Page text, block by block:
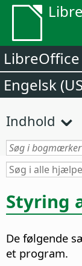
LibreOffice
Engelsk
Indhold
Styring
De følgende
et program.